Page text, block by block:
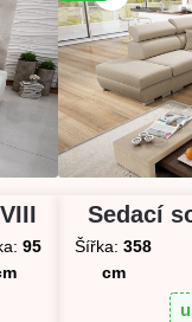
95
Sedací
Šířka: 358
cm